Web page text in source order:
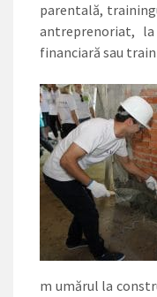
parentală,
antreprenoriat, la
financiară sau
m umărul la